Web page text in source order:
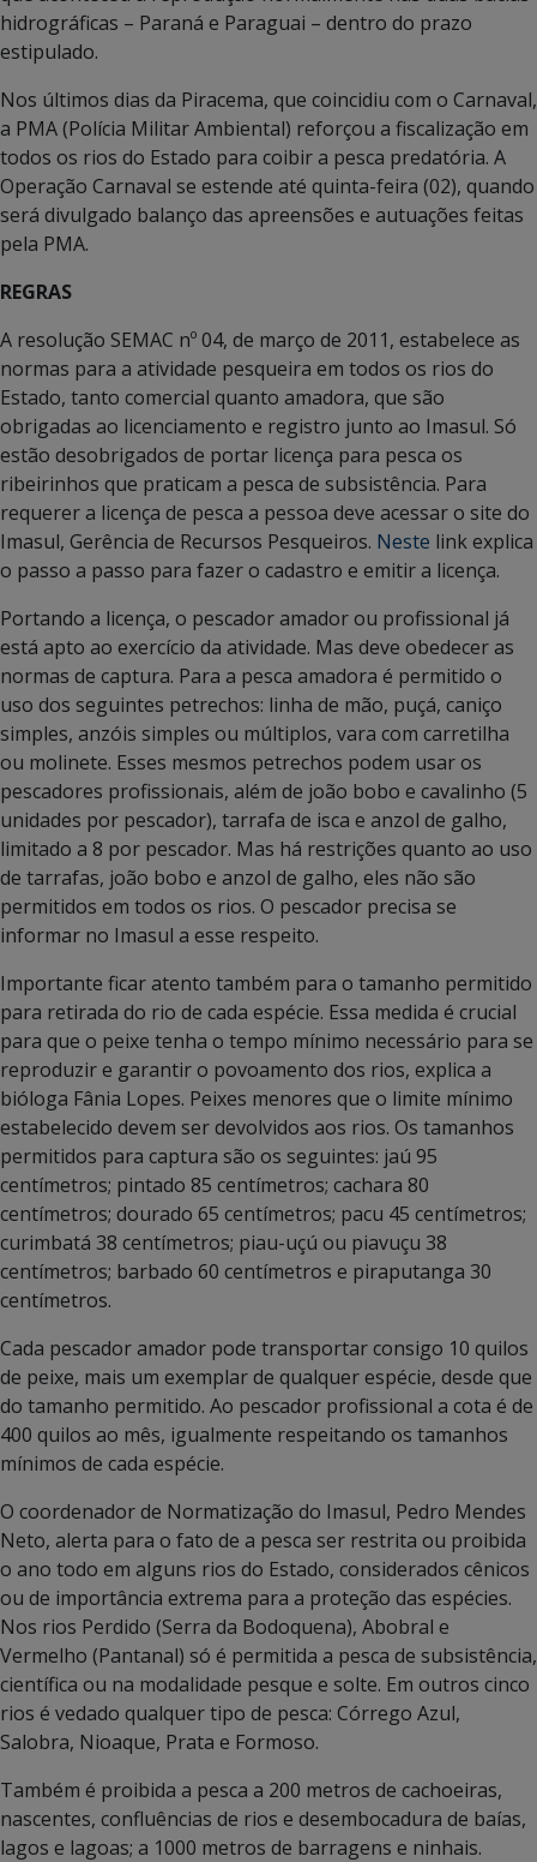
hidrográficas – Paraná e Paraguai – dentro do prazo
estipulado.
Nos últimos dias da Piracema, que coincidiu com o Carnaval,
a PMA (Polícia Militar Ambiental) reforçou a fiscalização em
todos os rios do Estado para coibir a pesca predatória. A
Operação Carnaval se estende até quinta-feira (02), quando
será divulgado balanço das apreensões e autuações feitas
pela PMA.
REGRAS
A resolução SEMAC nº 04, de março de 2011, estabelece as
normas para a atividade pesqueira em todos os rios do
Estado, tanto comercial quanto amadora, que são
obrigadas ao licenciamento e registro junto ao Imasul. Só
estão desobrigados de portar licença para pesca os
ribeirinhos que praticam a pesca de subsistência. Para
requerer a licença de pesca a pessoa deve acessar o site do
Imasul, Gerência de Recursos Pesqueiros. Neste link explica
o passo a passo para fazer o cadastro e emitir a licença.
Portando a licença, o pescador amador ou profissional já
está apto ao exercício da atividade. Mas deve obedecer as
normas de captura. Para a pesca amadora é permitido o
uso dos seguintes petrechos: linha de mão, puçá, caniço
simples, anzóis simples ou múltiplos, vara com carretilha
ou molinete. Esses mesmos petrechos podem usar os
pescadores profissionais, além de joão bobo e cavalinho (5
unidades por pescador), tarrafa de isca e anzol de galho,
limitado a 8 por pescador. Mas há restrições quanto ao uso
de tarrafas, joão bobo e anzol de galho, eles não são
permitidos em todos os rios. O pescador precisa se
informar no Imasul a esse respeito.
Importante ficar atento também para o tamanho permitido
para retirada do rio de cada espécie. Essa medida é crucial
para que o peixe tenha o tempo mínimo necessário para se
reproduzir e garantir o povoamento dos rios, explica a
bióloga Fânia Lopes. Peixes menores que o limite mínimo
estabelecido devem ser devolvidos aos rios. Os tamanhos
permitidos para captura são os seguintes: jaú 95
centímetros; pintado 85 centímetros; cachara 80
centímetros; dourado 65 centímetros; pacu 45 centímetros;
curimbatá 38 centímetros; piau-uçú ou piavuçu 38
centímetros; barbado 60 centímetros e piraputanga 30
centímetros.
Cada pescador amador pode transportar consigo 10 quilos
de peixe, mais um exemplar de qualquer espécie, desde que
do tamanho permitido. Ao pescador profissional a cota é de
400 quilos ao mês, igualmente respeitando os tamanhos
mínimos de cada espécie.
O coordenador de Normatização do Imasul, Pedro Mendes
Neto, alerta para o fato de a pesca ser restrita ou proibida
o ano todo em alguns rios do Estado, considerados cênicos
ou de importância extrema para a proteção das espécies.
Nos rios Perdido (Serra da Bodoquena), Abobral e
Vermelho (Pantanal) só é permitida a pesca de subsistência,
científica ou na modalidade pesque e solte. Em outros cinco
rios é vedado qualquer tipo de pesca: Córrego Azul,
Salobra, Nioaque, Prata e Formoso.
Também é proibida a pesca a 200 metros de cachoeiras,
nascentes, confluências de rios e desembocadura de baías,
lagos e lagoas; a 1000 metros de barragens e ninhais.